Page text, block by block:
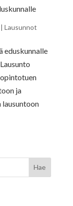
Lausunnot
eduskunnalle
ja
lausuntoon